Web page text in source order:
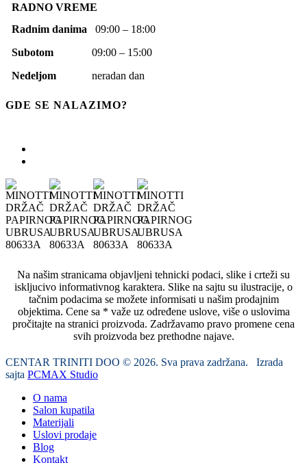
RADNO VREME
Radnim danima 09:00 – 18:00
Subotom 09:00 – 15:00
Nedeljom neradan dan
GDE SE NALAZIMO?
Na našim stranicama objavljeni tehnicki podaci, slike i crteži su
iskljucivo informativnog karaktera. Slike na sajtu su ilustracije, o
tačnim podacima se možete informisati u našim prodajnim
objektima. Cene sa * važe uz određene uslove, više o uslovima
pročitajte na stranici proizvoda. Zadržavamo pravo promene cena
svih proizvoda bez prethodne najave.
CENTAR TRINITI DOO © 2026. Sva prava zadržana. Izrada
sajta PCMAX Studio
O nama
Salon kupatila
Materijali
Uslovi prodaje
Blog
Kontakt